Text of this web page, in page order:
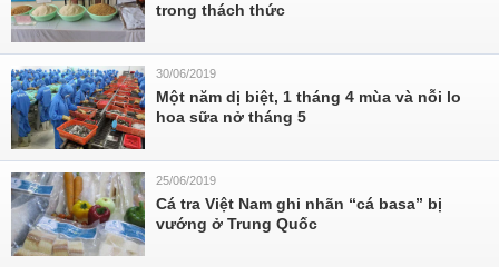
trong thách thức
30/06/2019
Một năm dị biệt, 1 tháng 4 mùa và nỗi lo
hoa sữa nở tháng 5
25/06/2019
Cá tra Việt Nam ghi nhãn “cá basa” bị
vướng ở Trung Quốc